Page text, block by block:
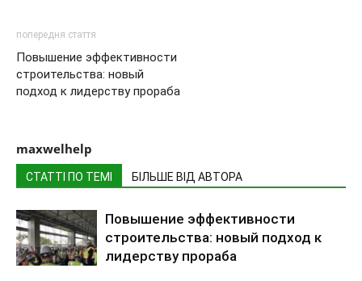
попередня стаття
Повышение эффективности
строительства: новый
подход к лидерству прораба
maxwelhelp
СТАТТІ ПО ТЕМІ БІЛЬШЕ ВІД АВТОРА
Повышение эффективности
строительства: новый подход к
лидерству прораба